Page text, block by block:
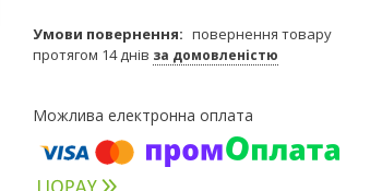
повернення товару
протягом 14 днів за домовленістю